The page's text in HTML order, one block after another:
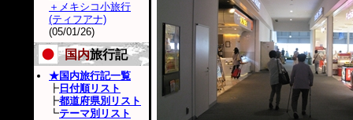
＋メキシコ小旅行
(ティフアナ)
(05/01/26)
国内旅行記
★国内旅行記一覧
┣ 日付順リスト
┣都道府県別リスト
┗テーマ別リスト